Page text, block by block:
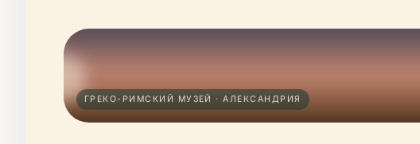
ГРЕКО-РИМСКИЙ МУЗЕЙ · АЛЕКСАНДРИЯ